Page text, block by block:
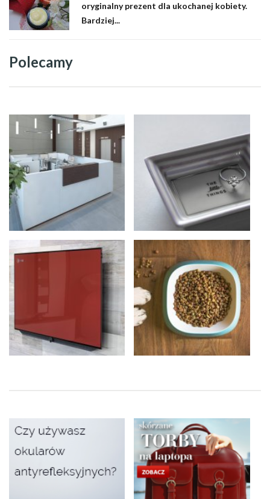
oryginalny prezent dla ukochanej kobiety.
Bardziej...
Polecamy